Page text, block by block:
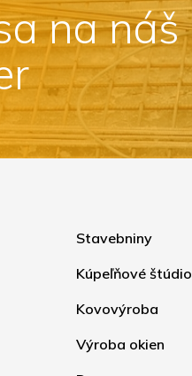
na náš
Stavebniny
Kúpeľňové štúdio
Kovovýroba
Výroba okien